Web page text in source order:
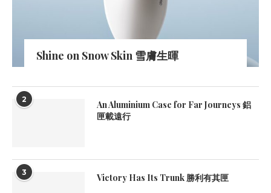
Shine on Snow Skin 雪膚生暉
2
An Aluminium Case for Far Journeys 鋁
匣載遠行
3 Victory Has Its Trunk 勝利有其匣